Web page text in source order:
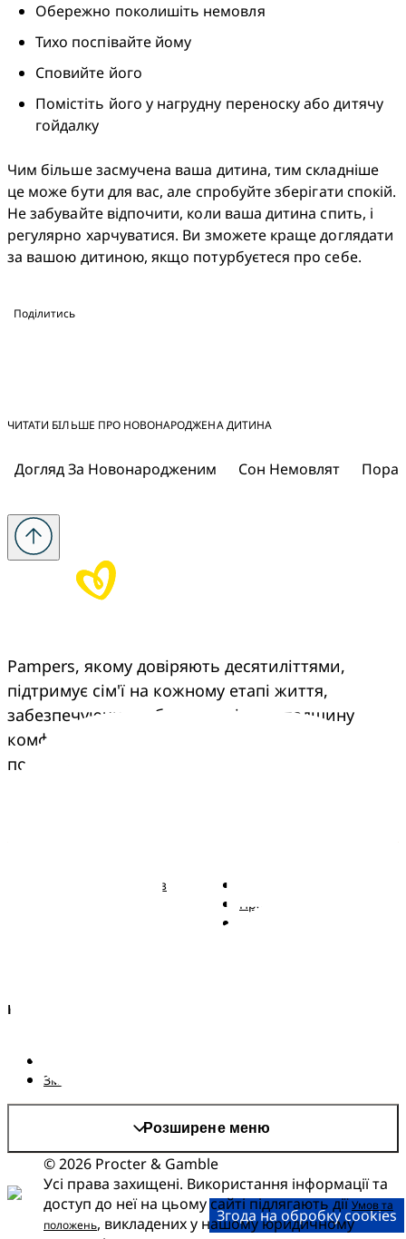
Обережно поколишіть немовля
Тихо поспівайте йому
Сповийте його
Помістіть його у нагрудну переноску або дитячу
гойдалку
Чим більше засмучена ваша дитина, тим складніше
це може бути для вас, але спробуйте зберігати спокій.
Не забувайте відпочити, коли ваша дитина спить, і
регулярно харчуватися. Ви зможете краще доглядати
за вашою дитиною, якщо потурбуєтеся про себе.
Поділитись
ЧИТАТИ БІЛЬШЕ ПРО НОВОНАРОДЖЕНА ДИТИНА
Догляд За Новонародженим Сон Немовлят
Pampers, якому довіряють десятиліттями,
підтримує сім'ї на кожному етапі життя,
забезпечуючи турботу, досвід та спадщину
комфорту, що переходить з покоління в
покоління.
Підгузки Pampers із
Правові положення
Країна/регіон
Змінити країнa/регіон
Розширене меню
© 2026 Procter & Gamble
Усі права захищені. Використання інформації та
доступ до неї на цьому сайті підлягають діїУмов та
положень, викладених у нашому юридичному
Згода на обробку cookies